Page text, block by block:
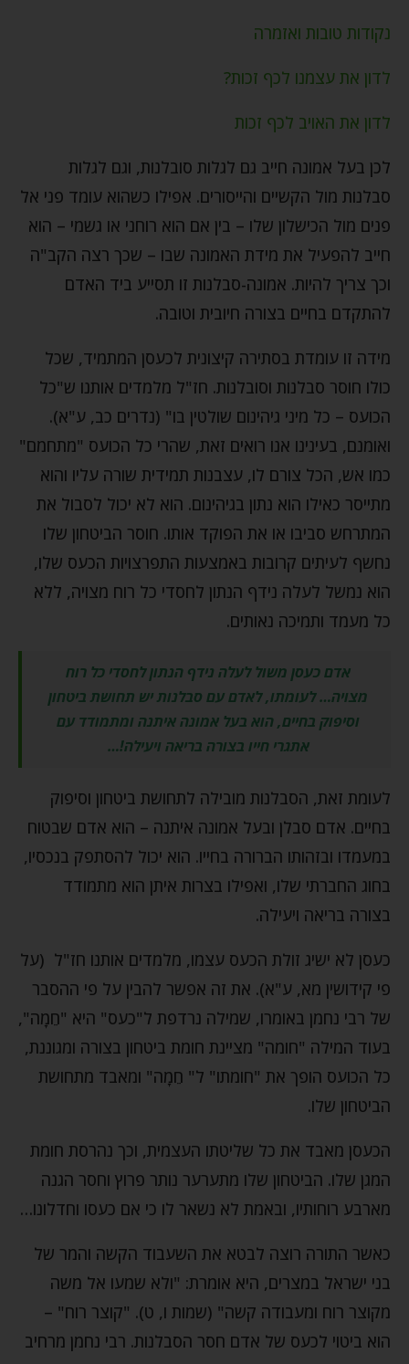
נקודות טובות ואזמרה
לדון את עצמנו לכף זכות?
לדון את האויב לכף זכות
לכן בעל אמונה חייב גם לגלות סובלנות, וגם לגלות
סבלנות מול הקשיים והייסורים. אפילו כשהוא עומד פני אל
פנים מול הכישלון שלו – בין אם הוא רוחני או גשמי – הוא
חייב להפעיל את מידת האמונה שבו – שכך רצה הקב"ה
וכך צריך להיות. אמונה-סבלנות זו תסייע ביד האדם
להתקדם בחיים בצורה חיובית וטובה.
מידה זו עומדת בסתירה קיצונית לכעסן המתמיד, שכל
כולו חוסר סבלנות וסובלנות. חז"ל מלמדים אותנו ש"כל
הכועס – כל מיני גיהינום שולטין בו" (נדרים כב, ע"א).
ואומנם, בעינינו אנו רואים זאת, שהרי כל הכועס "מתחמם"
כמו אש, הכל צורם לו, עצבנות תמידית שורה עליו והוא
מתייסר כאילו הוא נתון בגיהינום. הוא לא יכול לסבול את
המתרחש סביבו או את הפוקד אותו. חוסר הביטחון שלו
נחשף לעיתים קרובות באמצעות התפרצויות הכעס שלו,
הוא נמשל לעלה נידף הנתון לחסדי כל רוח מצויה, ללא
כל מעמד ותמיכה נאותים.
אדם כעסן משול לעלה נידף הנתון לחסדי כל רוח
מצויה… לעומתו, לאדם עם סבלנות יש תחושת ביטחון
וסיפוק בחיים, הוא בעל אמונה איתנה ומתמודד עם
אתגרי חייו בצורה בריאה ויעילה!…
לעומת זאת, הסבלנות מובילה לתחושת ביטחון וסיפוק
בחיים. אדם סבלן ובעל אמונה איתנה – הוא אדם שבטוח
במעמדו ובזהותו הברורה בחייו. הוא יכול להסתפק בנכסיו,
בחוג החברתי שלו, ואפילו בצרות איתן הוא מתמודד
בצורה בריאה ויעילה.
כעסן לא ישיג זולת הכעס עצמו, מלמדים אותנו חז"ל (על
פי קידושין מא, ע"א). את זה אפשר להבין על פי ההסבר
של רבי נחמן באומרו, שמילה נרדפת ל"כעס" היא "חֵמָה",
בעוד המילה "חומה" מציינת חומת ביטחון בצורה ומגוננת,
כל הכועס הופך את "חומתו" ל" חֵמָה" ומאבד מתחושת
הביטחון שלו.
הכעסן מאבד את כל שליטתו העצמית, וכך נהרסת חומת
המגן שלו. הביטחון שלו מתערער נותר פרוץ וחסר הגנה
מארבע רוחותיו, ובאמת לא נשאר לו כי אם כעסו וחדלונו…
כאשר התורה רוצה לבטא את השעבוד הקשה והמר של
בני ישראל במצרים, היא אומרת: "ולא שמעו אל משה
מקוצר רוח ומעבודה קשה" (שמות ו, ט). "קוצר רוח" –
הוא ביטוי לכעס של אדם חסר הסבלנות. רבי נחמן מרחיב